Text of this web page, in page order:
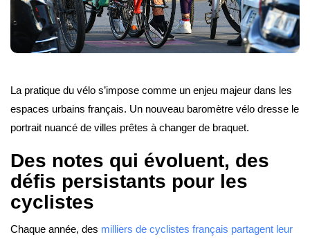
La pratique du vélo s’impose comme un enjeu majeur dans les
espaces urbains français. Un nouveau baromètre vélo dresse le
portrait nuancé de villes prêtes à changer de braquet.
Des notes qui évoluent, des
défis persistants pour les
cyclistes
Chaque année, des milliers de cyclistes français partagent leur